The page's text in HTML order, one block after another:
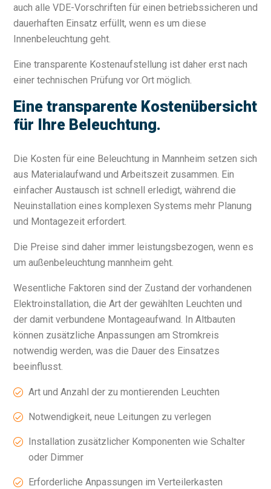
auch alle VDE-Vorschriften für einen betriebssicheren und
dauerhaften Einsatz erfüllt, wenn es um diese
Innenbeleuchtung geht.
Eine transparente Kostenaufstellung ist daher erst nach
einer technischen Prüfung vor Ort möglich.
Eine transparente Kostenübersicht
für Ihre Beleuchtung.
Die Kosten für eine Beleuchtung in Mannheim setzen sich
aus Materialaufwand und Arbeitszeit zusammen. Ein
einfacher Austausch ist schnell erledigt, während die
Neuinstallation eines komplexen Systems mehr Planung
und Montagezeit erfordert.
Die Preise sind daher immer leistungsbezogen, wenn es
um außenbeleuchtung mannheim geht.
Wesentliche Faktoren sind der Zustand der vorhandenen
Elektroinstallation, die Art der gewählten Leuchten und
der damit verbundene Montageaufwand. In Altbauten
können zusätzliche Anpassungen am Stromkreis
notwendig werden, was die Dauer des Einsatzes
beeinflusst.
Art und Anzahl der zu montierenden Leuchten
Notwendigkeit, neue Leitungen zu verlegen
Installation zusätzlicher Komponenten wie Schalter
oder Dimmer
Erforderliche Anpassungen im Verteilerkasten